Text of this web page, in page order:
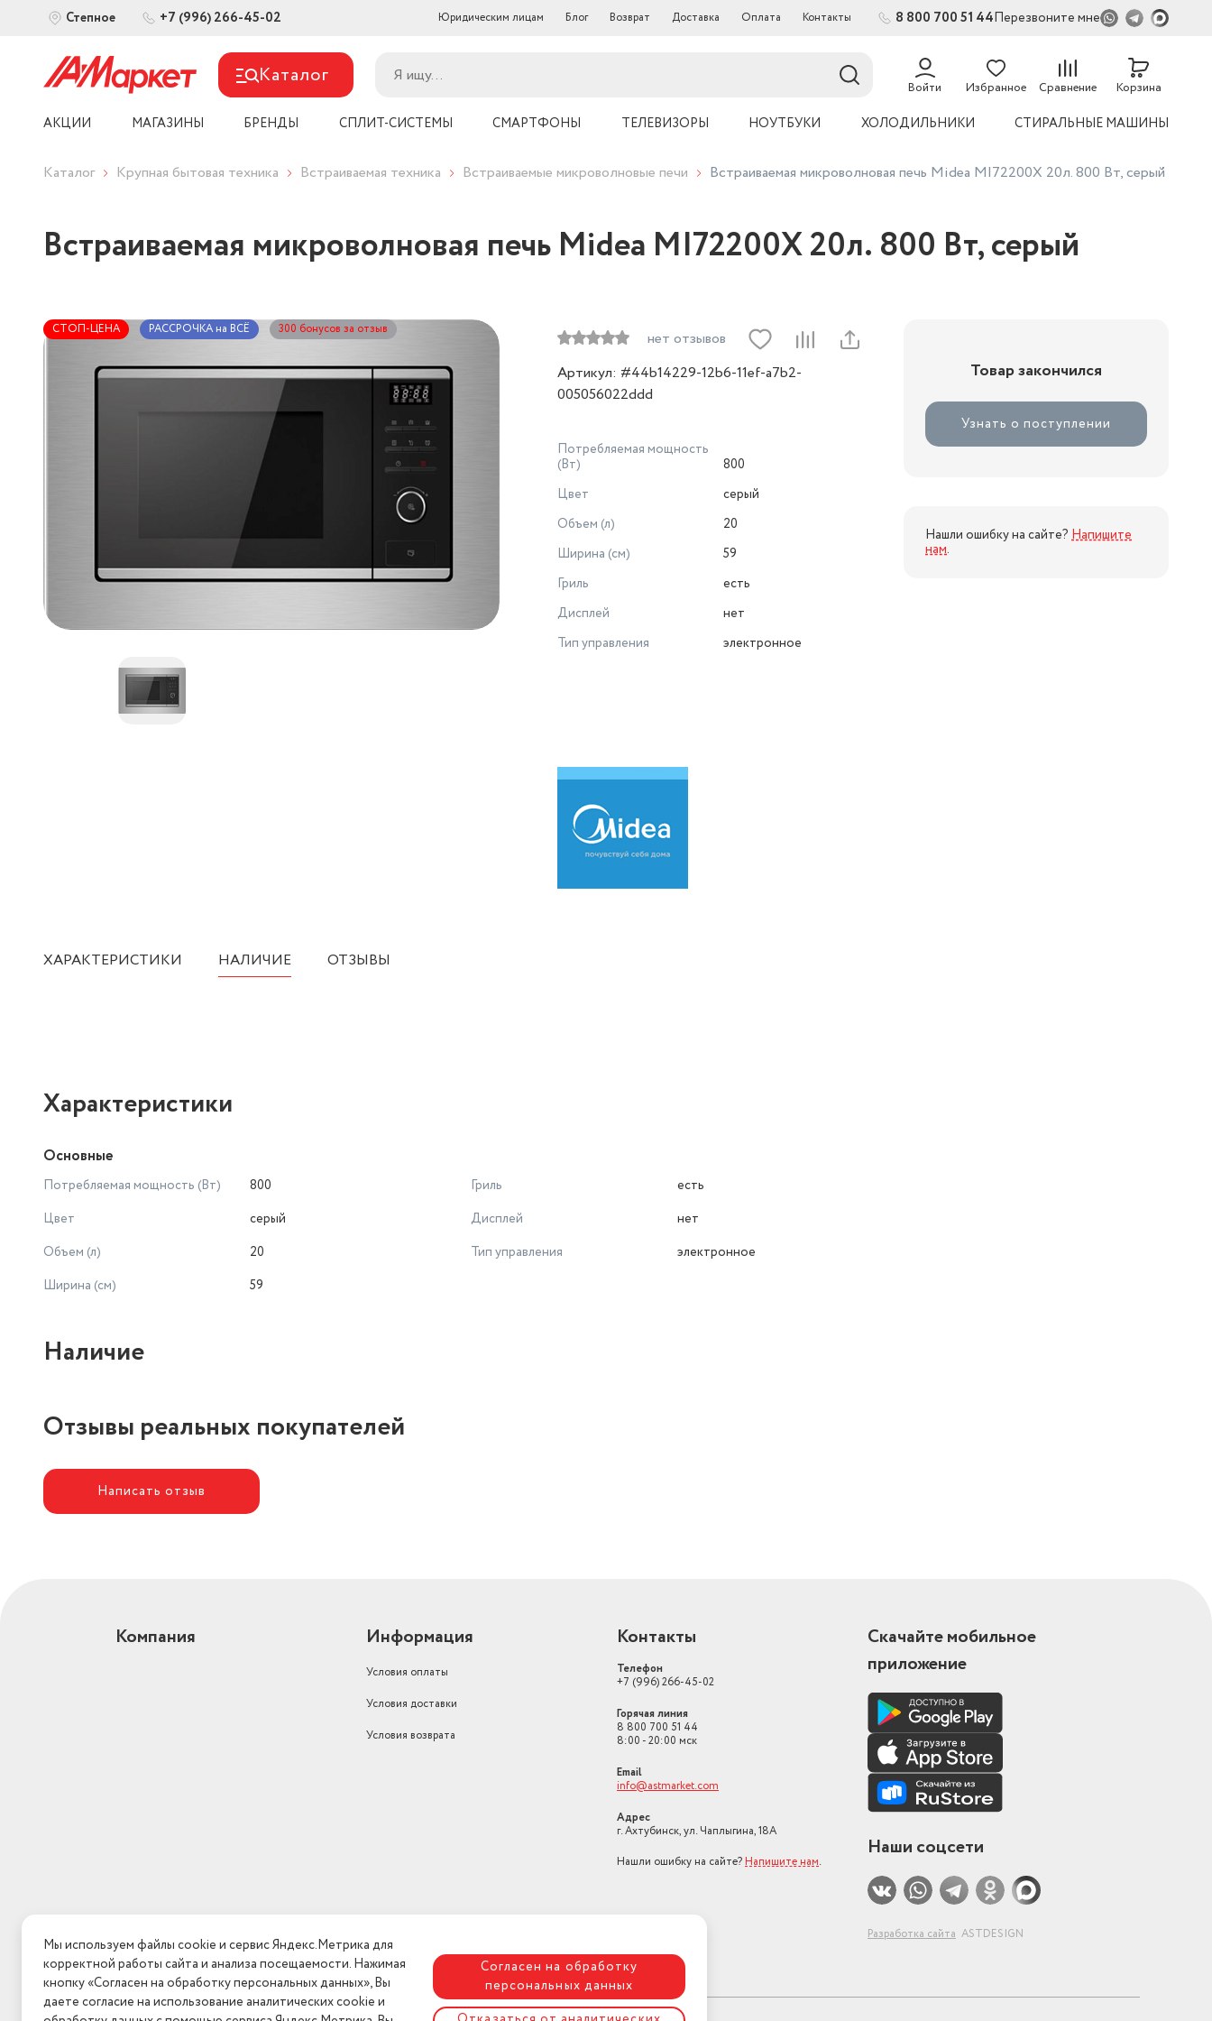
Степное +7 (996) 266-45-02 Юридическим лицам Блог Возврат Доставка Оплата Контакты 8 800 700 51 44Перезвоните мне
Каталог Войти Избранное Сравнение
54
Корзина
АКЦИИ МАГАЗИНЫ БРЕНДЫ СПЛИТ-СИСТЕМЫ СМАРТФОНЫ ТЕЛЕВИЗОРЫ НОУТБУКИ ХОЛОДИЛЬНИКИ СТИРАЛЬНЫЕ МАШИНЫ
Каталог Крупная бытовая техника Встраиваемая техника Встраиваемые микроволновые печи Встраиваемая микроволновая печь Midea MI72200X 20л. 800 Вт, серый
Встраиваемая микроволновая печь Midea MI72200X 20л. 800 Вт, серый
СТОП-ЦЕНА РАССРОЧКА на ВСЁ 300 бонусов за отзыв
нет отзывов
Артикул: #44b14229-12b6-11ef-a7b2-
005056022ddd
Потребляемая мощность
(Вт)
800
Цвет
серый
Объем (л)
20
Ширина (см)
59
Гриль
есть
Дисплей
нет
Тип управления
электронное
Товар закончился
Узнать о поступлении
Нашли ошибку на сайте? Напишите
нам.
ХАРАКТЕРИСТИКИ НАЛИЧИЕ ОТЗЫВЫ
Характеристики
Основные
Потребляемая мощность (Вт)
800
Цвет
серый
Объем (л)
20
Ширина (см)
59
Гриль
есть
Дисплей
нет
Тип управления
электронное
Наличие
Отзывы реальных покупателей
Написать отзыв
Компания Информация
Условия оплаты
Условия доставки
Условия возврата
Контакты
Телефон
+7 (996) 266-45-02
Горячая линия
8 800 700 51 44
8:00 - 20:00 мск
Email
info@astmarket.com
Адрес
г. Ахтубинск, ул. Чаплыгина, 18А
Нашли ошибку на сайте? Напишите нам.
Скачайте мобильное
приложение
Наши соцсети
Разработка сайта ASTDESIGN
Мы используем файлы cookie и сервис Яндекс.Метрика для
корректной работы сайта и анализа посещаемости. Нажимая
кнопку «Согласен на обработку персональных данных», Вы
даете согласие на использование аналитических cookie и
Согласен на обработку
персональных данных